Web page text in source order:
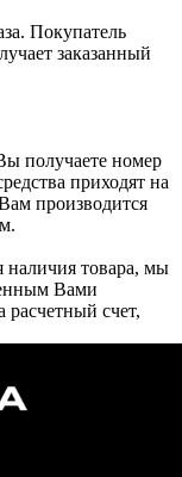
Покупатель
заказанный
получаете номер
приходят на
производится
наличия товара, мы
Вами
расчетный счет,